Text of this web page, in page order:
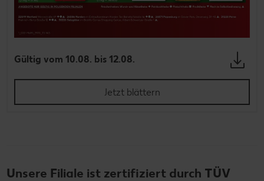
Gültig vom 10.08. bis 12.08.
Jetzt blättern
Unsere Filiale ist zertifiziert durch TÜV